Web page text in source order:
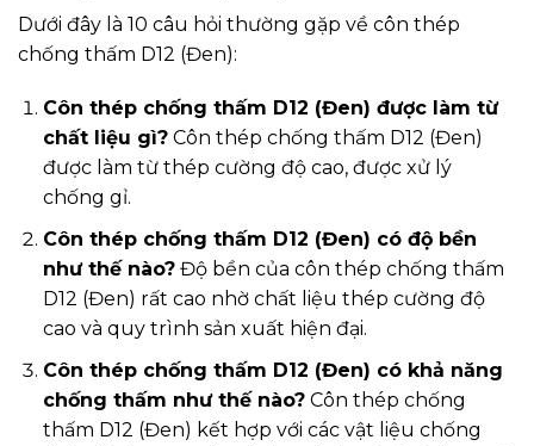
Dưới đây là 10 câu hỏi thường gặp về côn thép
chống thấm D12 (Đen):
Côn thép chống thấm D12 (Đen) được làm từ
chất liệu gì?Côn thép chống thấm D12 (Đen)
được làm từ thép cường độ cao, được xử lý
chống gỉ.
Côn thép chống thấm D12 (Đen) có độ bền
như thế nào?Độ bền của côn thép chống thấm
D12 (Đen) rất cao nhờ chất liệu thép cường độ
cao và quy trình sản xuất hiện đại.
Côn thép chống thấm D12 (Đen) có khả năng
chống thấm như thế nào?Côn thép chống
thấm D12 (Đen) kết hợp với các vật liệu chống